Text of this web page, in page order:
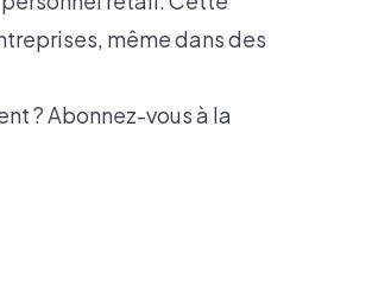
d’améliorer
conditions
même dans des
? Abonnez-vous à la